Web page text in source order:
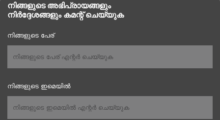
നിങ്ങളുടെ അഭിപ്രായങ്ങളും
നിർദ്ദേശങ്ങളും കമന്റ് ചെയ്യുക
നിങ്ങളുടെ പേര്
നിങ്ങളുടെ ഇമെയിൽ